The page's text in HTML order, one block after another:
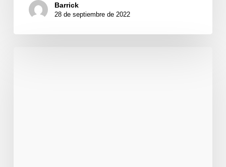
Barrick
28 de septiembre de 2022